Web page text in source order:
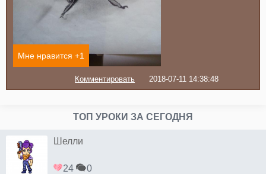
Мне нравится +1
Комментировать 2018-07-11 14:38:48
ТОП УРОКИ ЗА СЕГОДНЯ
Шелли
24 0